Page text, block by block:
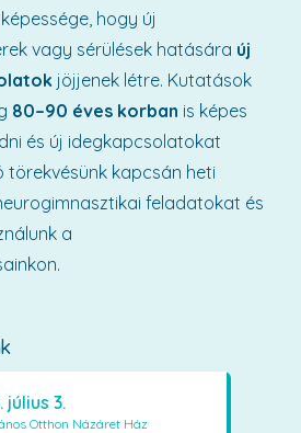
július 3.
Otthon Názáret Ház
hogy új
vagy sérülések hatására új
jöjjenek létre. Kutatások
80–90 éves korban is képes
és új idegkapcsolatokat
törekvésünk kapcsán heti
feladatokat és
a